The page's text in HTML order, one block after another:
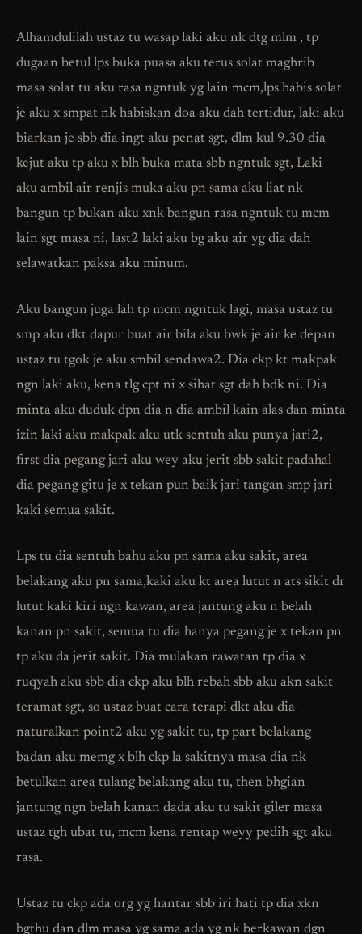
Alhamdulilah ustaz tu wasap laki aku nk dtg mlm , tp
dugaan betul lps buka puasa aku terus solat maghrib
masa solat tu aku rasa ngntuk yg lain mcm,lps habis solat
je aku x smpat nk habiskan doa aku dah tertidur, laki aku
biarkan je sbb dia ingt aku penat sgt, dlm kul 9.30 dia
kejut aku tp aku x blh buka mata sbb ngntuk sgt, Laki
aku ambil air renjis muka aku pn sama aku liat nk
bangun tp bukan aku xnk bangun rasa ngntuk tu mcm
lain sgt masa ni, last2 laki aku bg aku air yg dia dah
selawatkan paksa aku minum.
Aku bangun juga lah tp mcm ngntuk lagi, masa ustaz tu
smp aku dkt dapur buat air bila aku bwk je air ke depan
ustaz tu tgok je aku smbil sendawa2. Dia ckp kt makpak
ngn laki aku, kena tlg cpt ni x sihat sgt dah bdk ni. Dia
minta aku duduk dpn dia n dia ambil kain alas dan minta
izin laki aku makpak aku utk sentuh aku punya jari2,
first dia pegang jari aku wey aku jerit sbb sakit padahal
dia pegang gitu je x tekan pun baik jari tangan smp jari
kaki semua sakit.
Lps tu dia sentuh bahu aku pn sama aku sakit, area
belakang aku pn sama,kaki aku kt area lutut n ats sikit dr
lutut kaki kiri ngn kawan, area jantung aku n belah
kanan pn sakit, semua tu dia hanya pegang je x tekan pn
tp aku da jerit sakit. Dia mulakan rawatan tp dia x
ruqyah aku sbb dia ckp aku blh rebah sbb aku akn sakit
teramat sgt, so ustaz buat cara terapi dkt aku dia
naturalkan point2 aku yg sakit tu, tp part belakang
badan aku memg x blh ckp la sakitnya masa dia nk
betulkan area tulang belakang aku tu, then bhgian
jantung ngn belah kanan dada aku tu sakit giler masa
ustaz tgh ubat tu, mcm kena rentap weyy pedih sgt aku
rasa.
Ustaz tu ckp ada org yg hantar sbb iri hati tp dia xkn
bgthu dan dlm masa yg sama ada yg nk berkawan dgn